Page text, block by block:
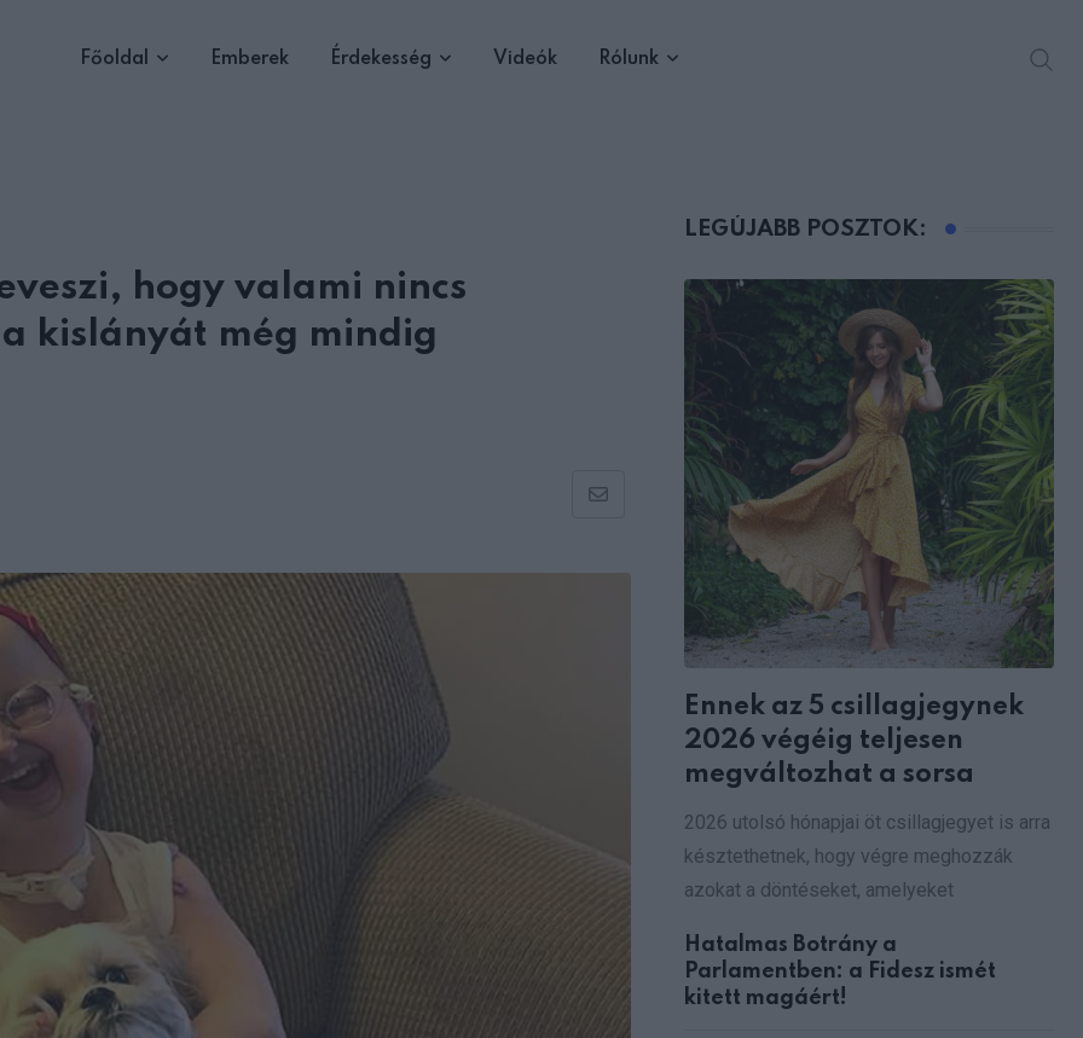
Főoldal Emberek Érdekesség Videók Rólunk
hogy valami nincs
kislányát még mindig
Share
Email
LEGÚJABB POSZTOK:
Ennek az 5 csillagjegynek
2026 végéig teljesen
megváltozhat a sorsa
2026 utolsó hónapjai öt csillagjegyet is arra
késztethetnek, hogy végre meghozzák
azokat a döntéseket, amelyeket
Hatalmas Botrány a
Parlamentben: a Fidesz ismét
kitett magáért!